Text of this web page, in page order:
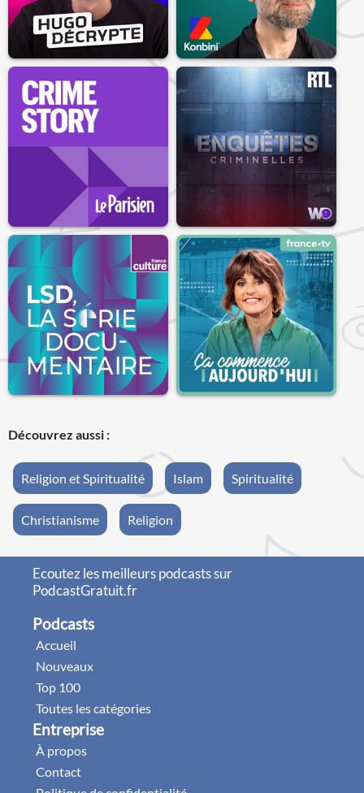
Découvrez aussi :
Religion et Spiritualité Islam Spiritualité
Christianisme Religion
Ecoutez les meilleurs podcasts sur
PodcastGratuit.fr
Podcasts
Accueil
Nouveaux
Top 100
Toutes les catégories
Entreprise
À propos
Contact